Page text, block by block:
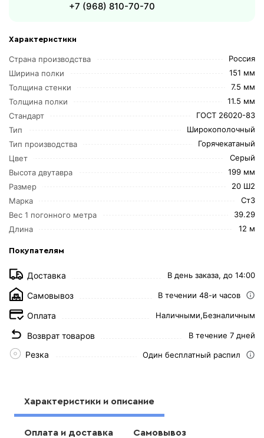
Характеристики
Страна производства
Россия
Ширина полки
151 мм
Толщина стенки
7.5 мм
Толщина полки
11.5 мм
Стандарт
ГОСТ 26020-83
Тип
Широкополочный
Тип производства
Горячекатаный
Цвет
Серый
Высота двутавра
199 мм
Размер
20 Ш2
Марка
Ст3
Вес 1 погонного метра
39.29
Длина
12 м
Покупателям
Доставка В день заказа, до 14:00
Самовывоз В течении 48-и часов
Оплата Наличными,Безналичным
Возврат товаров В течение 7 дней
Резка Один бесплатный распил
+7 (968) 810-70-70
Характеристики и описание
Оплата и доставка Самовывоз